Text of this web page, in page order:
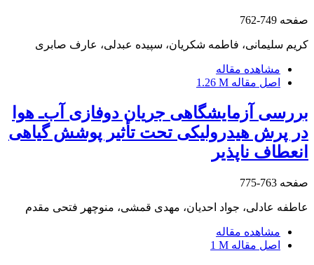
صفحه 749-762
کریم سلیمانی، فاطمه شکریان، سپیده عبدلی، عارف صابری
مشاهده مقاله
اصل مقاله 1.26 M
بررسی آزمایشگاهی جریان دوفازی آب‌ـ هوا
در پرش هیدرولیکی تحت تأثیر پوشش گیاهی
انعطاف ‏ناپذیر
صفحه 763-775
عاطفه عادلی، جواد احدیان، مهدی قمشی، منوچهر فتحی مقدم
مشاهده مقاله
اصل مقاله 1 M